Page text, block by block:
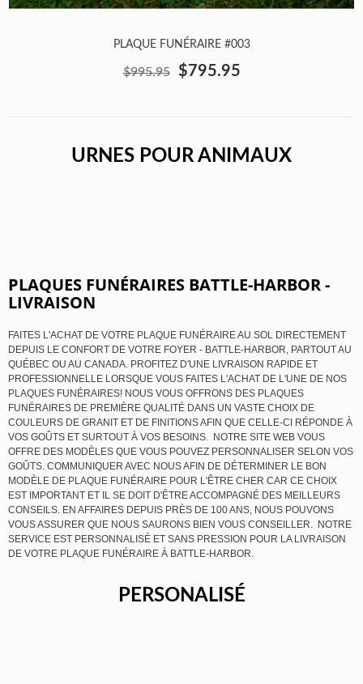
PLAQUE FUNÉRAIRE #003
$995.95 $795.95
URNES POUR ANIMAUX
PLAQUES FUNÉRAIRES BATTLE-HARBOR -
LIVRAISON
FAITES L'ACHAT DE VOTRE PLAQUE FUNÉRAIRE AU SOL DIRECTEMENT
DEPUIS LE CONFORT DE VOTRE FOYER - BATTLE-HARBOR, PARTOUT AU
QUÉBEC OU AU CANADA. PROFITEZ D'UNE LIVRAISON RAPIDE ET
PROFESSIONNELLE LORSQUE VOUS FAITES L'ACHAT DE L'UNE DE NOS
PLAQUES FUNÉRAIRES! NOUS VOUS OFFRONS DES PLAQUES
FUNÉRAIRES DE PREMIÈRE QUALITÉ DANS UN VASTE CHOIX DE
COULEURS DE GRANIT ET DE FINITIONS AFIN QUE CELLE-CI RÉPONDE À
VOS GOÛTS ET SURTOUT À VOS BESOINS. NOTRE SITE WEB VOUS
OFFRE DES MODÈLES QUE VOUS POUVEZ PERSONNALISER SELON VOS
GOÛTS. COMMUNIQUER AVEC NOUS AFIN DE DÉTERMINER LE BON
MODÈLE DE PLAQUE FUNÉRAIRE POUR L'ÊTRE CHER CAR CE CHOIX
EST IMPORTANT ET IL SE DOIT D'ÊTRE ACCOMPAGNÉ DES MEILLEURS
CONSEILS. EN AFFAIRES DEPUIS PRÈS DE 100 ANS, NOUS POUVONS
VOUS ASSURER QUE NOUS SAURONS BIEN VOUS CONSEILLER. NOTRE
SERVICE EST PERSONNALISÉ ET SANS PRESSION POUR LA LIVRAISON
DE VOTRE PLAQUE FUNÉRAIRE À BATTLE-HARBOR.
PERSONALISÉ